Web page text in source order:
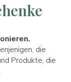
die
Produkte, die